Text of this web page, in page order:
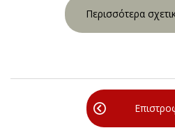
Περισσότερα